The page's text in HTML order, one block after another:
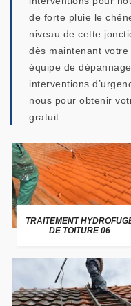
de forte pluie le
niveau de cette
dès maintenant
équipe de
interventions
nous pour obtenir
gratuit.
TRAITEMENT
DE TOITURE 06